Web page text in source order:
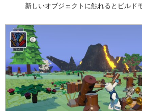
新しいオブジェクトに触れるとビルド